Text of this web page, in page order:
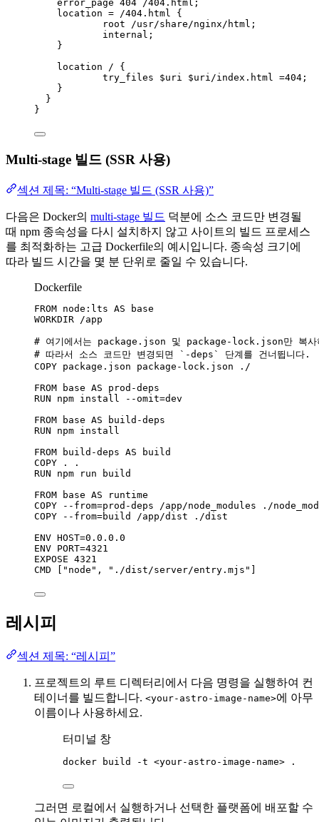
error_page 404 /404.html;
location = /404.html {
root /usr/share/nginx/html;
internal ;
}
location / {
try_files $uri $uri/index.html =404 ;
}
}
}
Multi-stage 빌드 (SSR 사용)
섹션 제목: “Multi-stage 빌드 (SSR 사용)”
다음은 Docker의 multi-stage 빌드 덕분에 소스 코드만 변경될
때 npm 종속성을 다시 설치하지 않고 사이트의 빌드 프로세스
를 최적화하는 고급 Dockerfile의 예시입니다. 종속성 크기에
따라 빌드 시간을 몇 분 단위로 줄일 수 있습니다.
Dockerfile
FROM node:lts AS base
WORKDIR /app
# 여기에서는 package.json 및 package-lock.json만 복사
# 따라서 소스 코드만 변경되면 `-deps` 단계를 건너뜁니다.
COPY package.json package-lock.json ./
FROM base AS prod-deps
RUN npm install --omit=dev
FROM base AS build-deps
RUN npm install
FROM build-deps AS build
COPY . .
RUN npm run build
FROM base AS runtime
COPY --from=prod-deps /app/node_modules ./
COPY --from=build /app/dist ./dist
ENV HOST=0.0.0.0
ENV PORT=4321
EXPOSE 4321
CMD [ "node" , "./dist/server/entry.mjs" ]
레시피
섹션 제목: “레시피”
프로젝트의 루트 디렉터리에서 다음 명령을 실행하여 컨
테이너를 빌드합니다. <your-astro-image-name>에 아무
이름이나 사용하세요.
터미널 창
docker build -t <your-astro-image-name> .
그러면 로컬에서 실행하거나 선택한 플랫폼에 배포할 수